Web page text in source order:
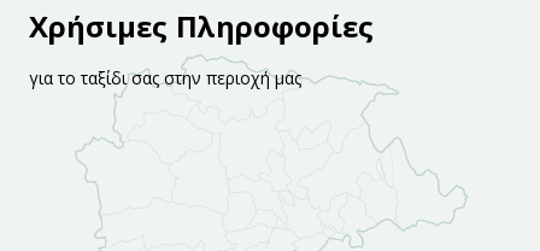
Χρήσιμες Πληροφορίες
για το ταξίδι σας στην περιοχή μας